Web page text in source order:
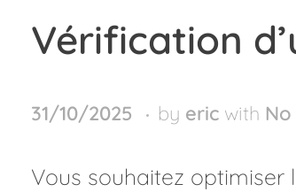
Vérification
31/10/2025 by eric with
Vous souhaitez